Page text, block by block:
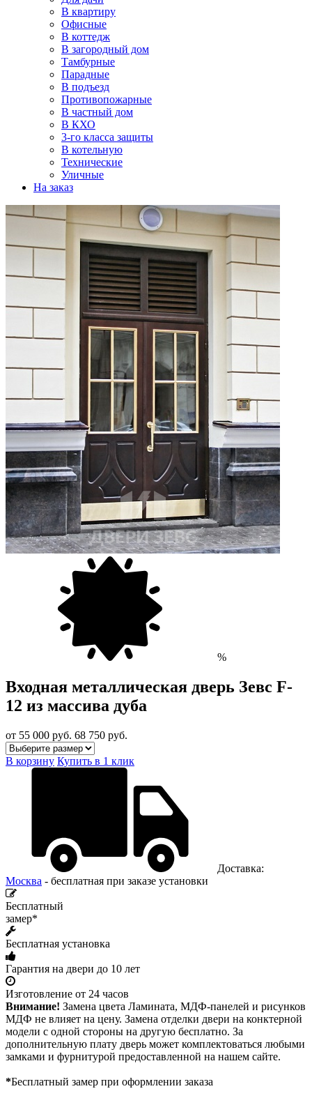
В квартиру
Офисные
В коттедж
В загородный дом
Тамбурные
Парадные
В подъезд
Противопожарные
В частный дом
В КХО
3-го класса защиты
В котельную
Технические
Уличные
На заказ
%
Входная металлическая дверь Зевс F-
12 из массива дуба
от 55 000 руб. 68 750 руб.
В корзину Купить в 1 клик
Доставка:
Москва - бесплатная при заказе установки
Бесплатный
замер*
Бесплатная установка
Гарантия на двери до 10 лет
Изготовление от 24 часов
Внимание! Замена цвета Ламината, МДФ-панелей и рисунков
МДФ не влияет на цену. Замена отделки двери на конктерной
модели с одной стороны на другую бесплатно. За
дополнительную плату дверь может комплектоваться любыми
замками и фурнитурой предоставленной на нашем сайте.
*Бесплатный замер при оформлении заказа